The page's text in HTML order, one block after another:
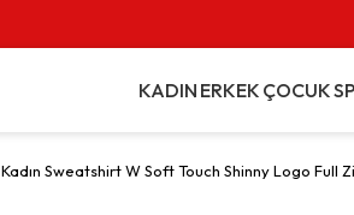
KADIN ERKEK ÇOCUK
Kadın Sweatshirt W Soft Touch Shinny Logo Full